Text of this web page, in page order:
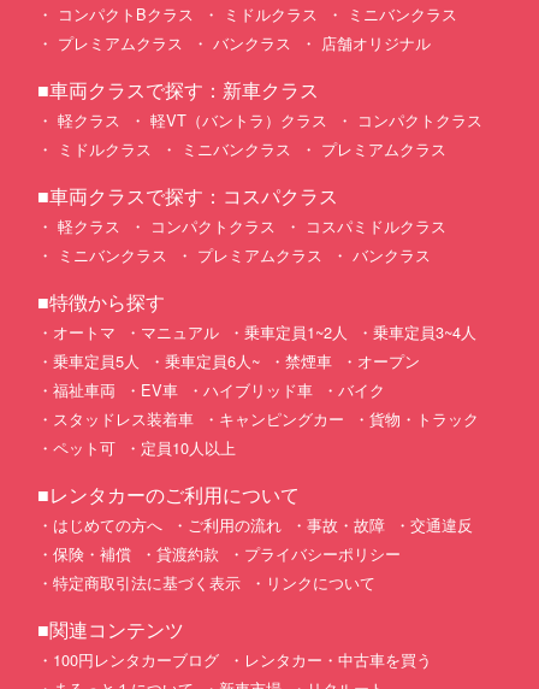
コンパクトBクラス
ミドルクラス
ミニバンクラス
プレミアムクラス
バンクラス 店舗オリジナル
■車両クラスで探す：新車クラス
軽クラス 軽VT（バントラ）クラス
コンパクトクラス
ミドルクラス
ミニバンクラス プレミアムクラス
■車両クラスで探す：コスパクラス
軽クラス コンパクトクラス
コスパミドルクラス
ミニバンクラス
プレミアムクラス バンクラス
■特徴から探す
オートマ マニュアル 乗車定員1~2人
乗車定員3~4人
乗車定員5人
乗車定員6人~ 禁煙車
オープン
福祉車両
EV車 ハイブリッド車
バイク
スタッドレス装着車
キャンピングカー
貨物・トラック
ペット可
定員10人以上
■レンタカーのご利用について
はじめての方へ ご利用の流れ 事故・故障
交通違反
保険・補償
貸渡約款
プライバシーポリシー
特定商取引法に基づく表示
リンクについて
■関連コンテンツ
100円レンタカーブログ
レンタカー・中古車を買う